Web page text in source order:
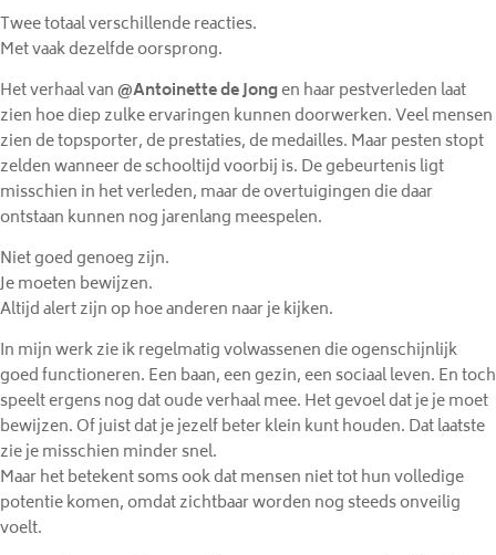
Twee totaal verschillende reacties.
Met vaak dezelfde oorsprong.
Het verhaal van@Antoinette de Jongen haar pestverleden laat
zien hoe diep zulke ervaringen kunnen doorwerken. Veel mensen
zien de topsporter, de prestaties, de medailles. Maar pesten stopt
zelden wanneer de schooltijd voorbij is. De gebeurtenis ligt
misschien in het verleden, maar de overtuigingen die daar
ontstaan kunnen nog jarenlang meespelen.
Niet goed genoeg zijn.
Je moeten bewijzen.
Altijd alert zijn op hoe anderen naar je kijken.
In mijn werk zie ik regelmatig volwassenen die ogenschijnlijk
goed functioneren. Een baan, een gezin, een sociaal leven. En toch
speelt ergens nog dat oude verhaal mee. Het gevoel dat je je moet
bewijzen. Of juist dat je jezelf beter klein kunt houden. Dat laatste
zie je misschien minder snel.
Maar het betekent soms ook dat mensen niet tot hun volledige
potentie komen, omdat zichtbaar worden nog steeds onveilig
voelt.